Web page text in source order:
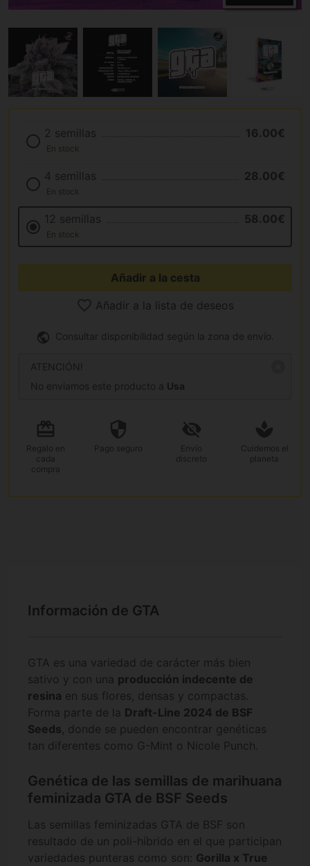
2 semillas 16.00€
En stock
4 semillas 28.00€
En stock
12 semillas 58.00€
En stock
Añadir a la cesta
Añadir a la lista de deseos
Consultar disponibilidad según la zona de envío.
ATENCIÓN!
No enviamos este producto a Usa
Regalo en
cada
compra
Pago seguro
Envío
discreto
Cuidemos el
planeta
Información de GTA
GTA es una variedad de carácter más bien
sativo y con una producción indecente de
resina en sus flores, densas y compactas.
Forma parte de la Draft-Line 2024 de BSF
Seeds, donde se pueden encontrar genéticas
tan diferentes como G-Mint o Nicole Punch.
Genética de las semillas de marihuana
feminizada GTA de BSF Seeds
Las semillas feminizadas GTA de BSF son
resultado de un poli-híbrido en el que participan
variedades punteras como son: Gorilla x True